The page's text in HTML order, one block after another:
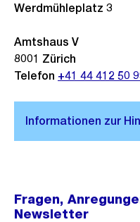
Werdmühleplatz 3
Amtshaus V
8001 Zürich
Telefon +41 44 412 50
Fragen,
Newsletter